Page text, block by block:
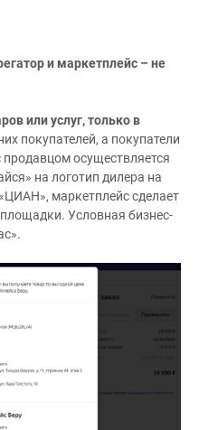
и маркетплейс – не
или услуг, только в
покупателей, а покупатели
осуществляется
на логотип дилера на
маркетплейс сделает
Условная бизнес-